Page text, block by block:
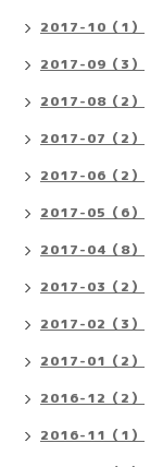
2017-10（1）
2017-09（3）
2017-08（2）
2017-07（2）
2017-06（2）
2017-05（6）
2017-04（8）
2017-03（2）
2017-02（3）
2017-01（2）
2016-12（2）
2016-11（1）